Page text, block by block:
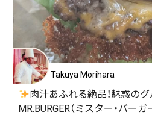
Takuya Morihara
肉汁あふれる絶品！魅惑の
MR.BURGER（ミスター・バーガ